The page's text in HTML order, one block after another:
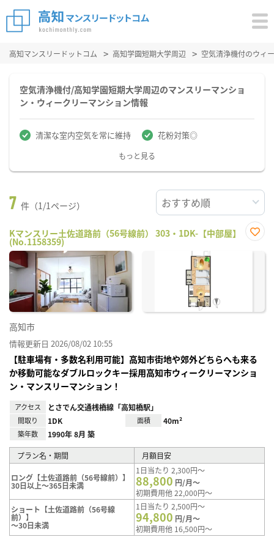
高知マンスリードットコム 高知学園短期大学周辺 空気清浄機付のウィ
空気清浄機付/高知学園短期大学周辺のマンスリーマンショ
ン・ウィークリーマンション情報
清潔な室内空気を常に維持 花粉対策◎
もっと見る
7 件（1/1ページ）
Kマンスリー土佐道路前（56号線前） 303・1DK-【中部屋】
(No.1158359)
に入
高知市
情報更新日 2026/08/02 10:55
【駐車場有・多数名利用可能】高知市街地や郊外どちらへも来る
か移動可能なダブルロックキー採用高知市ウィークリーマンショ
ン・マンスリーマンション！
アクセス とさでん交通桟橋線「高知橋駅」
間取り 1DK 面積 40m²
築年数 1990年 8月 築
プラン名・期間 月額目安
ロング【土佐道路前（56号線前）】
30日以上～365日未満
1日当たり 2,300円～
88,800 円/月～
初期費用他 22,000円～
ショート【土佐道路前（56号線
前）】
～30日未満
1日当たり 2,500円～
94,800 円/月～
初期費用他 16,500円～